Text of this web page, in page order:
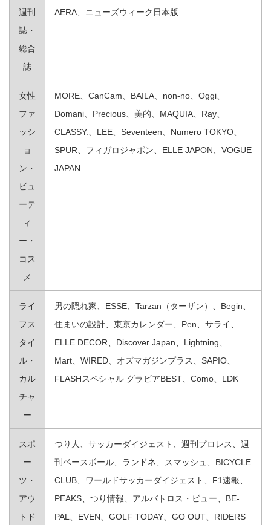
週刊
誌・
総合
誌
AERA、ニューズウィーク日本版
女性
ファ
ッシ
ョ
ン・
ビュ
ーテ
ィ
ー・
コス
メ
MORE、CanCam、BAILA、non‐no、Oggi、
Domani、Precious、美的、MAQUIA、Ray、
CLASSY.、LEE、Seventeen、Numero TOKYO、
SPUR、フィガロジャポン、ELLE JAPON、VOGUE
JAPAN
ライ
フス
タイ
ル・
カル
チャ
ー
男の隠れ家、ESSE、Tarzan（ターザン）、Begin、
住まいの設計、東京カレンダー、Pen、サライ、
ELLE DECOR、Discover Japan、Lightning、
Mart、WIRED、オズマガジンプラス、SAPIO、
FLASHスペシャル グラビアBEST、Como、LDK
スポ
ー
ツ・
アウ
トド
つり人、サッカーダイジェスト、週刊プロレス、週
刊ベースボール、ランドネ、スマッシュ、BICYCLE
CLUB、ワールドサッカーダイジェスト、F1速報、
PEAKS、つり情報、アルバトロス・ビュー、BE-
PAL、EVEN、GOLF TODAY、GO OUT、RIDERS